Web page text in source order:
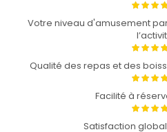
Votre niveau d'amusement
Qualité des repas et des
Facilité à
Satisfaction